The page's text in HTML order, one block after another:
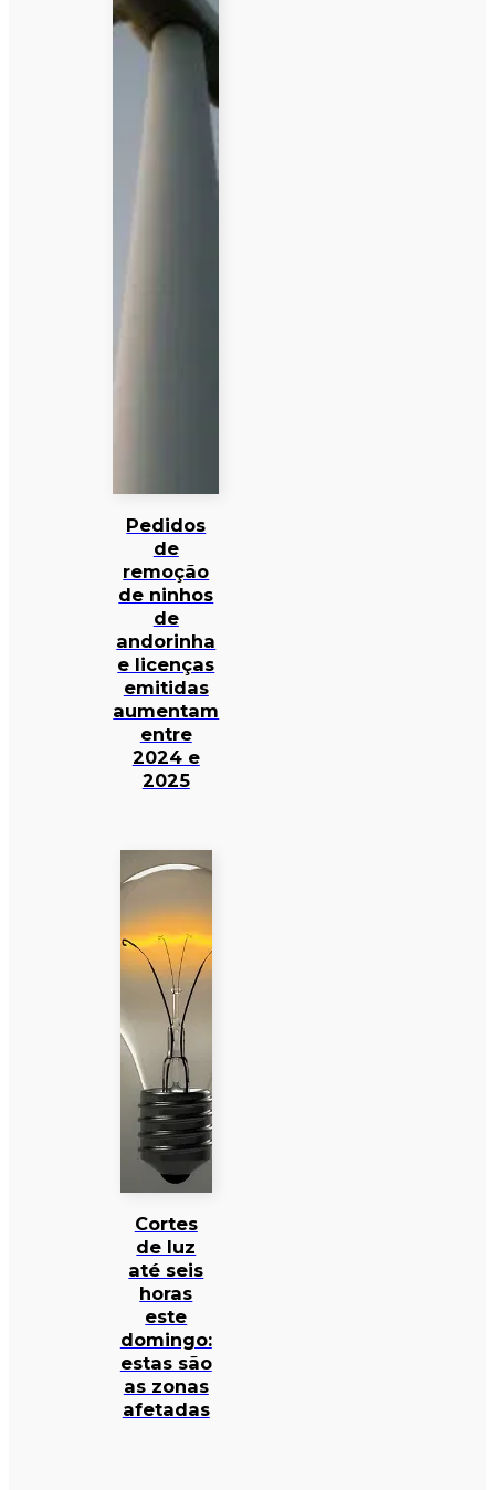
Pedidos
de
remoção
de ninhos
de
andorinha
e licenças
emitidas
aumentam
entre
2024 e
2025
Cortes
de luz
até seis
horas
este
domingo:
estas são
as zonas
afetadas